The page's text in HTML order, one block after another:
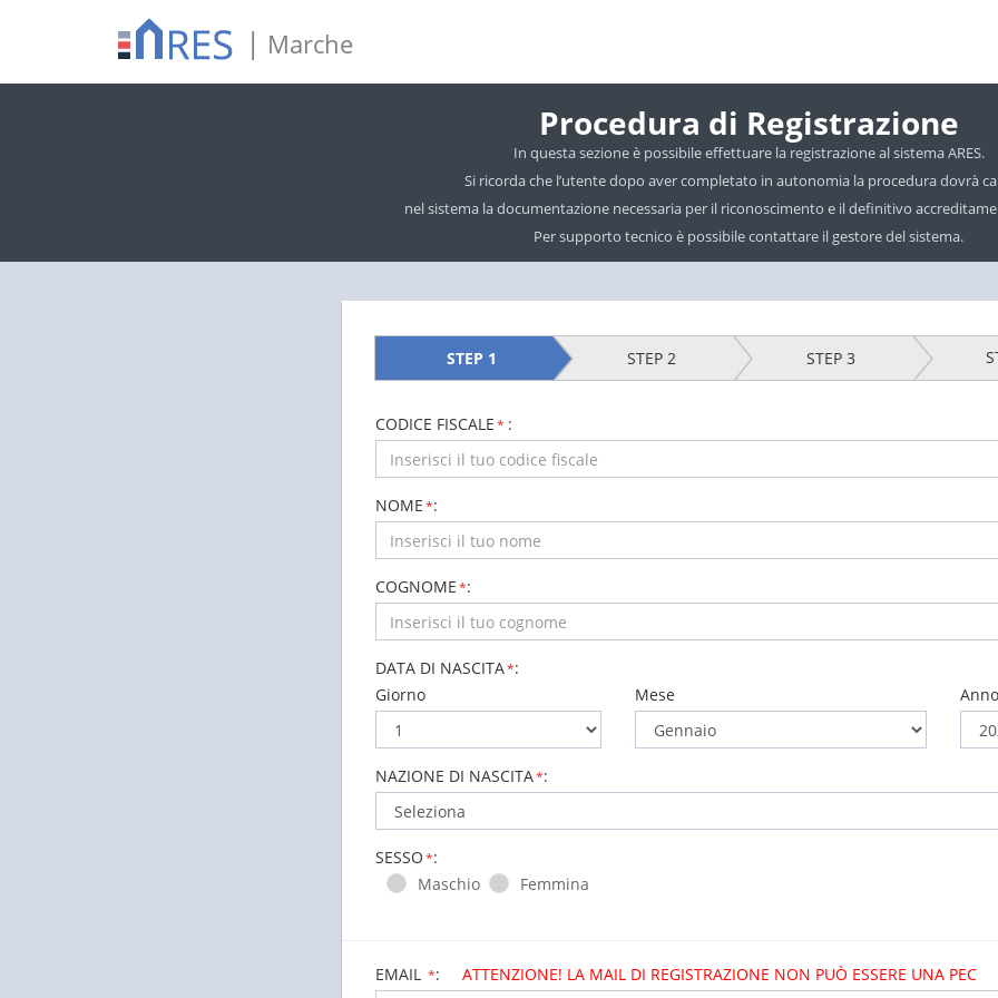
| Marche
Procedura di Registrazione
In questa sezione è possibile effettuare la registrazione al sistema ARES.
Si ricorda che l’utente dopo aver completato in autonomia la procedura dovrà
nel sistema la documentazione necessaria per il riconoscimento e il definitivo
Per supporto tecnico è possibile contattare il gestore del sistema.
STEP 1 STEP 2 STEP 3
CODICE FISCALE* :
NOME*:
COGNOME*:
DATA DI NASCITA*:
Giorno
Mese Anno
NAZIONE DI NASCITA*:
SESSO*:
Maschio
Femmina
EMAIL *: ATTENZIONE! LA MAIL DI REGISTRAZIONE NON PUÒ ESSERE UNA PEC